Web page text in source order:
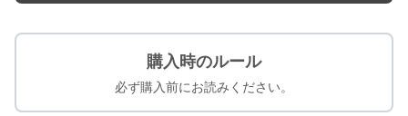
購入時のルール
必ず購入前にお読みください。